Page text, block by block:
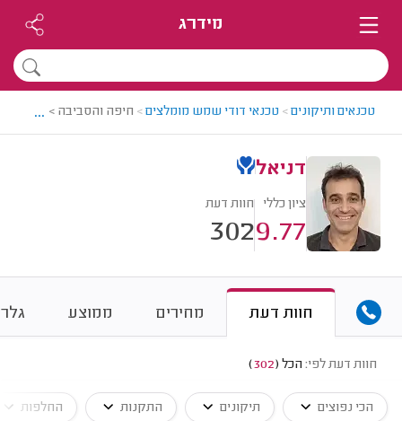
מידרג
טכנאים ותיקונים> טכנאי דודי שמש מומלצים> חיפה והסביבה > טכנאי
...
דניאל
ציון כללי
9.77
חוות דעת
302
חוות דעת מחירים ממוצע
חוות דעת לפי: הכל (
302
)
הכי נפוצים תיקונים התקנות החלפות